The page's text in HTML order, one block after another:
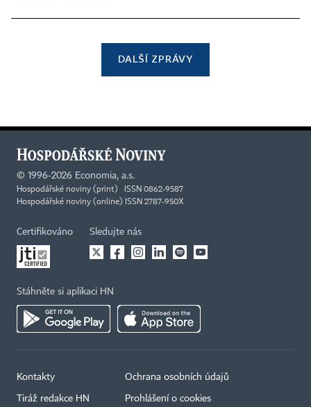
DALŠÍ ZPRÁVY
© 1996-2026 Economia, a.s.
Hospodářské noviny (print) ISSN 0862-9587
Hospodářské noviny (online) ISSN 2787-950X
Certifikováno Sledujte nás
Stáhněte si aplikaci HN
Kontakty
Tiráž redakce HN
Ochrana osobních údajů
Prohlášení o cookies